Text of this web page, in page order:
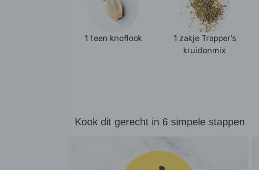
1 teen knoflook
1 zakje Trapper's
kruidenmix
Kook dit gerecht in 6 simpele stappen